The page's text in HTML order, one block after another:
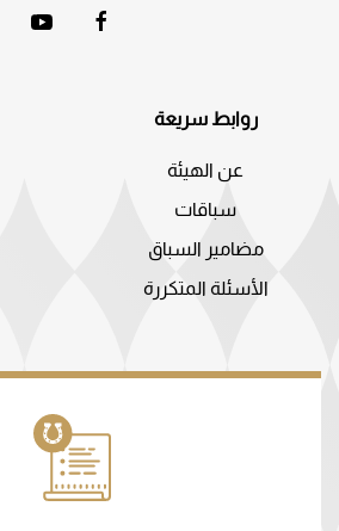
روابط سريعة
عن الهيئة
سباقات
مضامير السباق
الأسئلة المتكررة